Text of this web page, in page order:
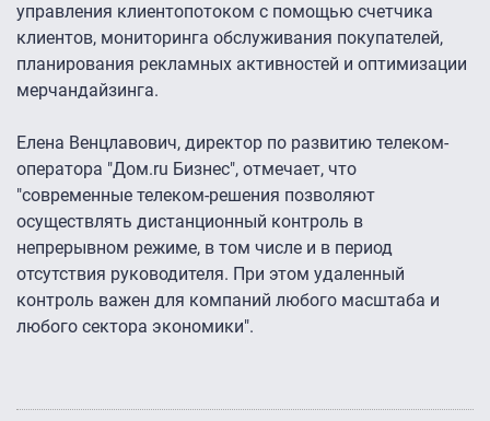
управления клиентопотоком с помощью счетчика
клиентов, мониторинга обслуживания покупателей,
планирования рекламных активностей и оптимизации
мерчандайзинга.
Елена Венцлавович, директор по развитию телеком-
оператора "Дом.ru Бизнес", отмечает, что
"современные телеком-решения позволяют
осуществлять дистанционный контроль в
непрерывном режиме, в том числе и в период
отсутствия руководителя. При этом удаленный
контроль важен для компаний любого масштаба и
любого сектора экономики".